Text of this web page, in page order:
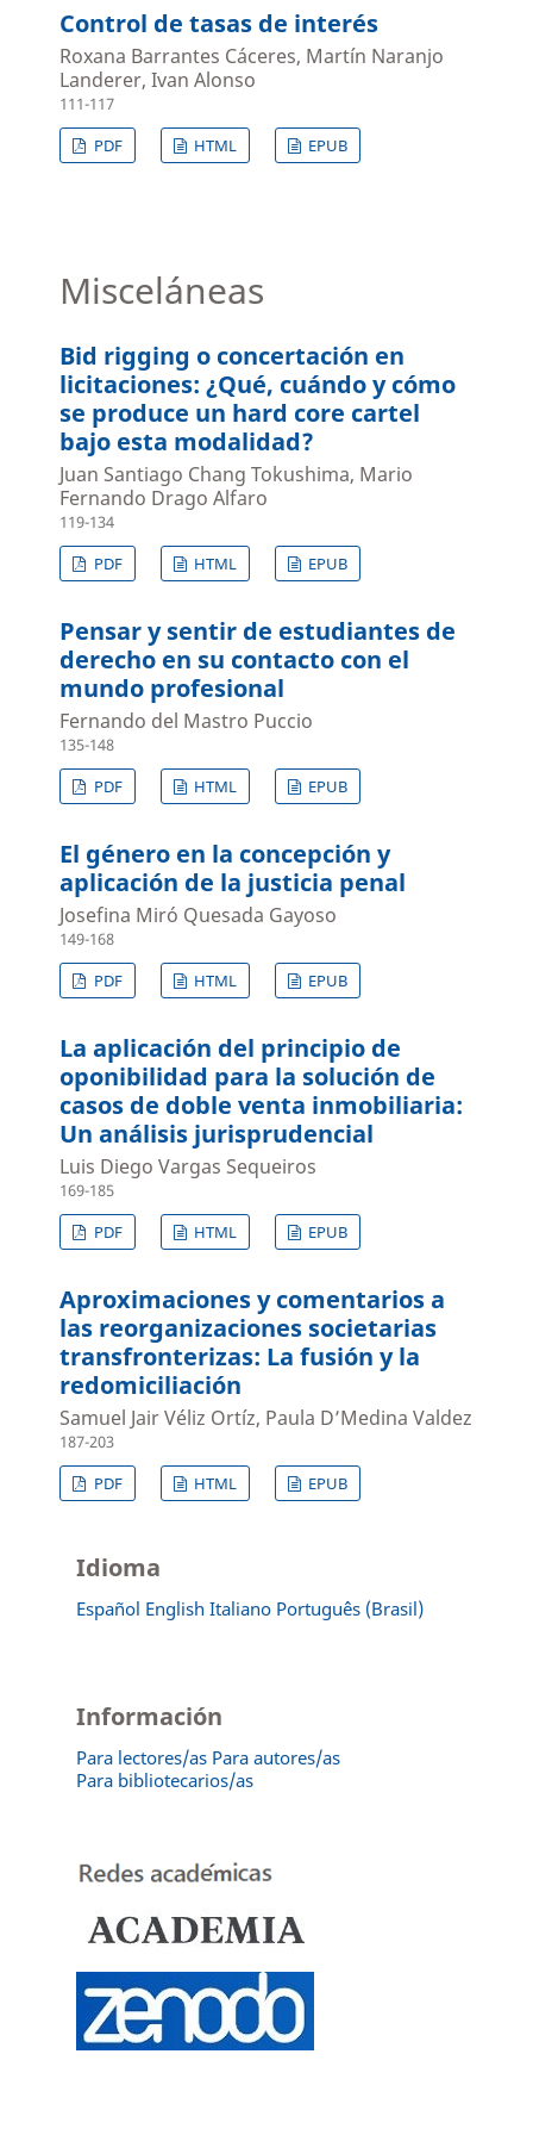
Control de tasas de interés
Roxana Barrantes Cáceres, Martín Naranjo
Landerer, Ivan Alonso
111-117
PDF
HTML EPUB
Misceláneas
Bid rigging o concertación en
licitaciones: ¿Qué, cuándo y cómo
se produce un hard core cartel
bajo esta modalidad?
Juan Santiago Chang Tokushima, Mario
Fernando Drago Alfaro
119-134
PDF
HTML EPUB
Pensar y sentir de estudiantes de
derecho en su contacto con el
mundo profesional
Fernando del Mastro Puccio
135-148
PDF
HTML EPUB
El género en la concepción y
aplicación de la justicia penal
Josefina Miró Quesada Gayoso
149-168
PDF
HTML EPUB
La aplicación del principio de
oponibilidad para la solución de
casos de doble venta inmobiliaria:
Un análisis jurisprudencial
Luis Diego Vargas Sequeiros
169-185
PDF
HTML EPUB
Aproximaciones y comentarios a
las reorganizaciones societarias
transfronterizas: La fusión y la
redomiciliación
Samuel Jair Véliz Ortíz, Paula D’Medina Valdez
187-203
PDF
HTML EPUB
Idioma
Español English Italiano Português (Brasil)
Información
Para lectores/as Para autores/as
Para bibliotecarios/as